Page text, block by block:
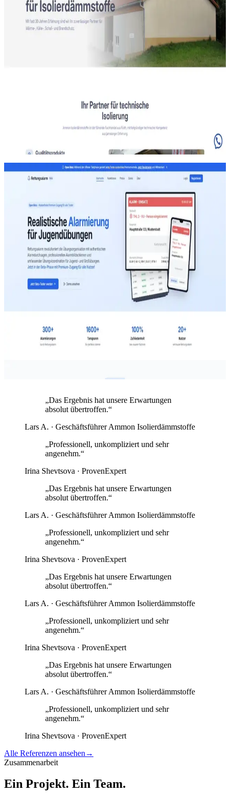
Das Ergebnis hat unsere Erwartungen absolut
Seriöser Webauftritt mit strukturierter Leistungsdarstellung für sechs
Anfrageführung.
rettungsalarm.de
Rettungsalarm
„Das Ergebnis hat unsere Erwartungen
absolut übertroffen.“
Lars A. · Geschäftsführer Ammon Isolierdämmstoffe
„Professionell, unkompliziert und sehr
angenehm.“
Irina Shevtsova · ProvenExpert
„Das Ergebnis hat unsere Erwartungen
absolut übertroffen.“
Lars A. · Geschäftsführer Ammon Isolierdämmstoffe
„Professionell, unkompliziert und sehr
angenehm.“
Irina Shevtsova · ProvenExpert
„Das Ergebnis hat unsere Erwartungen
absolut übertroffen.“
Lars A. · Geschäftsführer Ammon Isolierdämmstoffe
„Professionell, unkompliziert und sehr
angenehm.“
Irina Shevtsova · ProvenExpert
„Das Ergebnis hat unsere Erwartungen
absolut übertroffen.“
Lars A. · Geschäftsführer Ammon Isolierdämmstoffe
„Professionell, unkompliziert und sehr
angenehm.“
Irina Shevtsova · ProvenExpert
Alle Referenzen ansehen →
Zusammenarbeit
Ein Projekt. Ein Team.